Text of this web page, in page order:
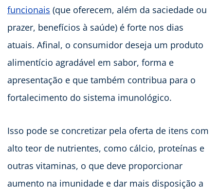
para
a
funcionais (que oferecem, além da saciedade ou
prazer, benefícios à saúde) é forte nos dias
atuais. Afinal, o consumidor deseja um produto
alimentício agradável em sabor, forma e
apresentação e que também contribua para o
fortalecimento do sistema imunológico.
Isso pode se concretizar pela oferta de itens com
alto teor de nutrientes, como cálcio, proteínas e
outras vitaminas, o que deve proporcionar
aumento na imunidade e dar mais disposição a